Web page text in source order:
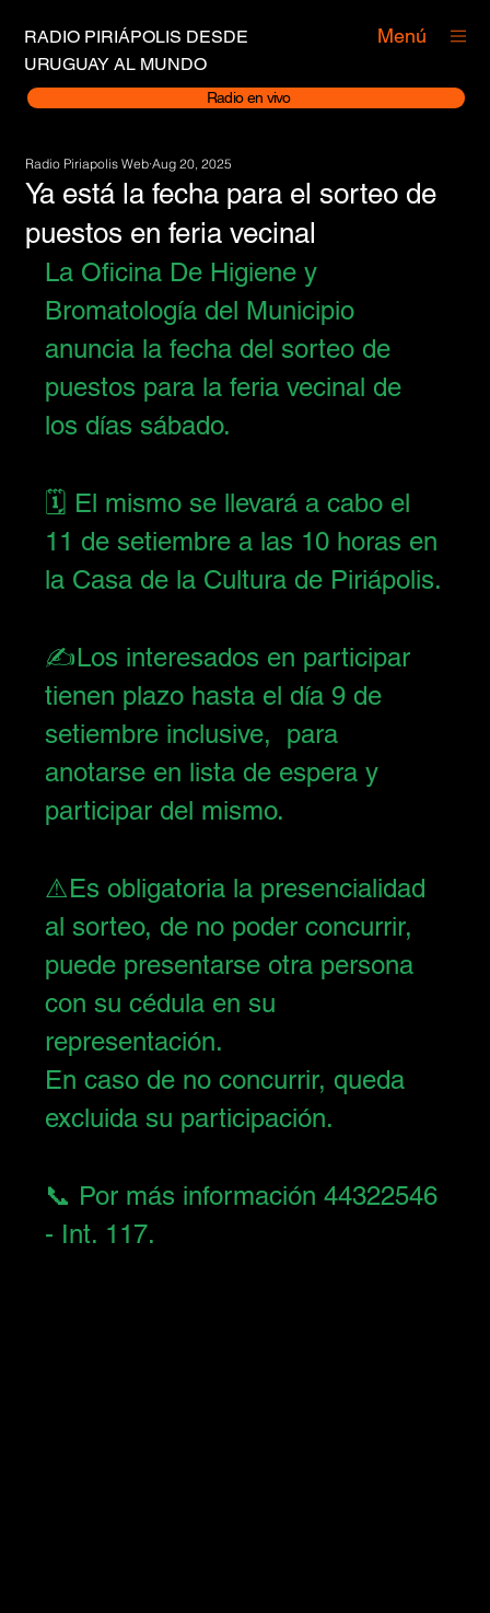
RADIO PIRIÁPOLIS DESDE
URUGUAY AL MUNDO
Radio en vivo
Menú
Ya está la fecha para el sorteo de
puestos en feria vecinal
Radio Piriapolis Web Aug 20, 2025
La Oficina De Higiene y
Bromatología del Municipio
anuncia la fecha del sorteo de
puestos para la feria vecinal de
los días sábado.
🗓 El mismo se llevará a cabo el
11 de setiembre a las 10 horas en
la Casa de la Cultura de Piriápolis.
✍️Los interesados en participar
tienen plazo hasta el día 9 de
setiembre inclusive,  para
anotarse en lista de espera y
participar del mismo.
⚠Es obligatoria la presencialidad
al sorteo, de no poder concurrir,
puede presentarse otra persona
con su cédula en su
representación.
En caso de no concurrir, queda
excluida su participación.
📞 Por más información 44322546
- Int. 117.